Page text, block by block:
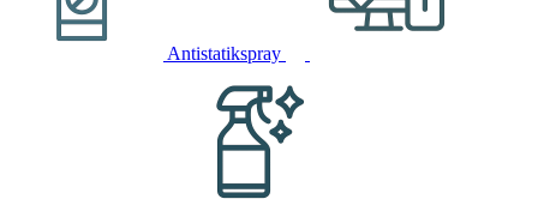
Antistatikspray